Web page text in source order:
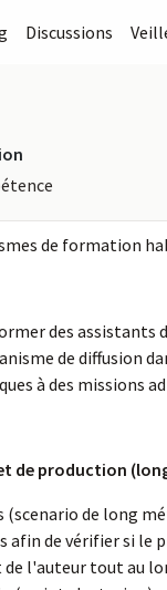
Discussions
de formation
des assistants
de diffusion
à des missions
de production
(scenario de long
afin de vérifier si le
l'auteur tout au